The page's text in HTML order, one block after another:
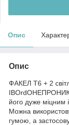
Опис
Опис
ФАКЕЛ T6 + 2
його дуже міцним
Можна
гумою, а